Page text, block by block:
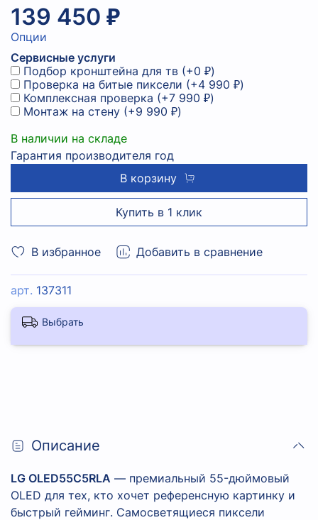
В избранное Добавить в сравнение
арт. 137311
139 450 ₽
Опции
Сервисные услуги
Подбор кронштейна для тв (+0 ₽)
Проверка на битые пиксели (+4 990 ₽)
Комплексная проверка (+7 990 ₽)
Монтаж на стену (+9 990 ₽)
В наличии на складе
Гарантия производителя год
В корзину
Купить в 1 клик
Выбрать
Описание
LG OLED55C5RLA — премиальный 55-дюймовый
OLED для тех, кто хочет референсную картинку и
быстрый гейминг. Самосветящиеся пиксели